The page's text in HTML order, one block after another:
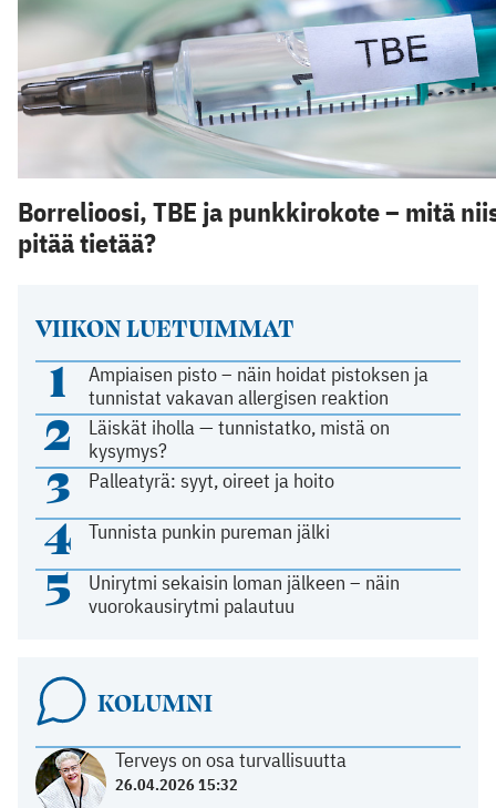
VIIKON LUETUIMMAT
1
Ampiaisen pisto – näin hoidat pistoksen ja
tunnistat vakavan allergisen reaktion
2
Läiskät iholla — tunnistatko, mistä on
kysymys?
3 Palleatyrä: syyt, oireet ja hoito
4 Tunnista punkin pureman jälki
5
Unirytmi sekaisin loman jälkeen – näin
vuorokausirytmi palautuu
KOLUMNI
Terveys on osa turvallisuutta
26.04.2026 15:32
Borrelioosi, TBE ja punkkirokote – mitä
pitää tietää?